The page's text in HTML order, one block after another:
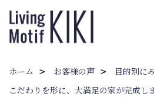
ホーム お客様の声 目的別に
こだわりを形に、大満足の家が完成し